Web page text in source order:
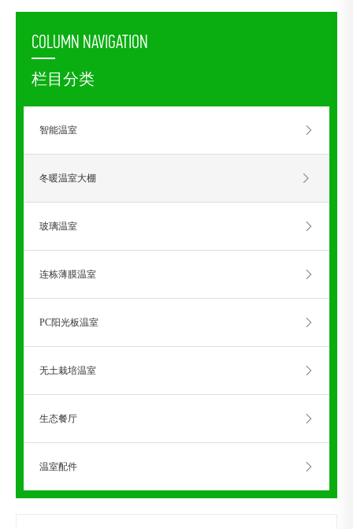
COLUMN NAVIGATION
栏目分类
智能温室
冬暖温室大棚
玻璃温室
连栋薄膜温室
PC阳光板温室
无土栽培温室
生态餐厅
温室配件